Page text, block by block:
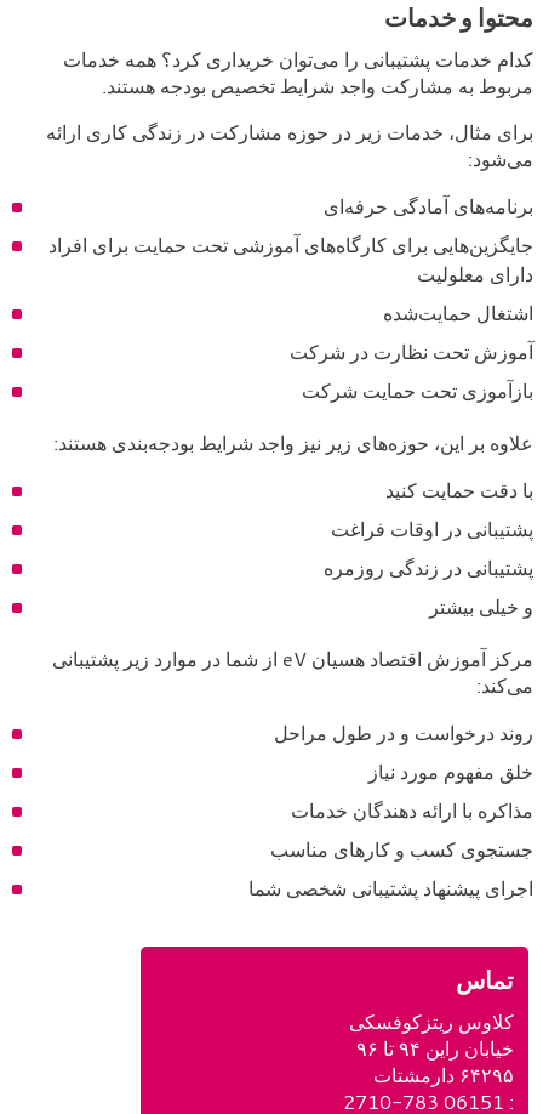
محتوا و خدمات
کدام خدمات پشتیبانی را می‌توان خریداری کرد؟ همه خدمات
مربوط به مشارکت واجد شرایط تخصیص بودجه هستند.
برای مثال، خدمات زیر در حوزه مشارکت در زندگی کاری ارائه
می‌شود:
برنامه‌های آمادگی حرفه‌ای
جایگزین‌هایی برای کارگاه‌های آموزشی تحت حمایت برای افراد
دارای معلولیت
اشتغال حمایت‌شده
آموزش تحت نظارت در شرکت
بازآموزی تحت حمایت شرکت
علاوه بر این، حوزه‌های زیر نیز واجد شرایط بودجه‌بندی هستند:
با دقت حمایت کنید
پشتیبانی در اوقات فراغت
پشتیبانی در زندگی روزمره
و خیلی بیشتر
مرکز آموزش اقتصاد هسیان eV از شما در موارد زیر پشتیبانی
می‌کند:
روند درخواست و در طول مراحل
خلق مفهوم مورد نیاز
مذاکره با ارائه دهندگان خدمات
جستجوی کسب و کارهای مناسب
اجرای پیشنهاد پشتیبانی شخصی شما
تماس
کلاوس ریتزکوفسکی
خیابان راین ۹۴ تا ۹۶
۶۴۲۹۵ دارمشتات
ت: 06151 2710-783